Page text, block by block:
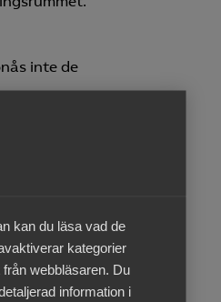
kan du läsa vad de
kategorier
webbläsaren. Du
information i
inte de
så att
en sämre
med
det, säger